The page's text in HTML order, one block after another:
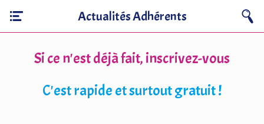
Actualités Adhérents
Si ce n'est déjà fait, inscrivez-vous
C'est rapide et surtout gratuit !